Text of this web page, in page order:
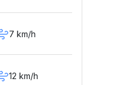
7 km/h
12 km/h